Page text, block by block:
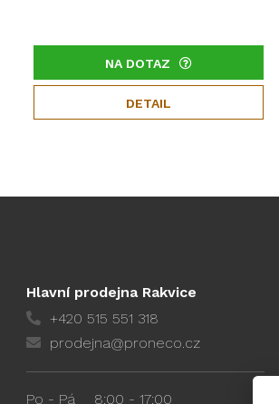
NA DOTAZ
DETAIL
Hlavní prodejna Rakvice
+420 515 551 318
prodejna@proneco.cz
Po - Pá 8:00 - 17:00